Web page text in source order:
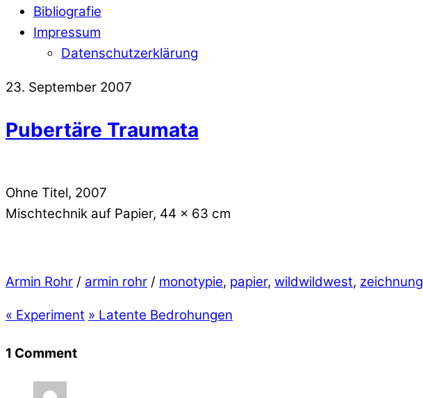
Bibliografie
Impressum
Datenschutzerklärung
23. September 2007
Pubertäre Traumata
Ohne Titel, 2007
Mischtechnik auf Papier, 44 x 63 cm
Armin Rohr / armin rohr / monotypie, papier, wildwildwest, zeichnung
« Experiment » Latente Bedrohungen
1 Comment